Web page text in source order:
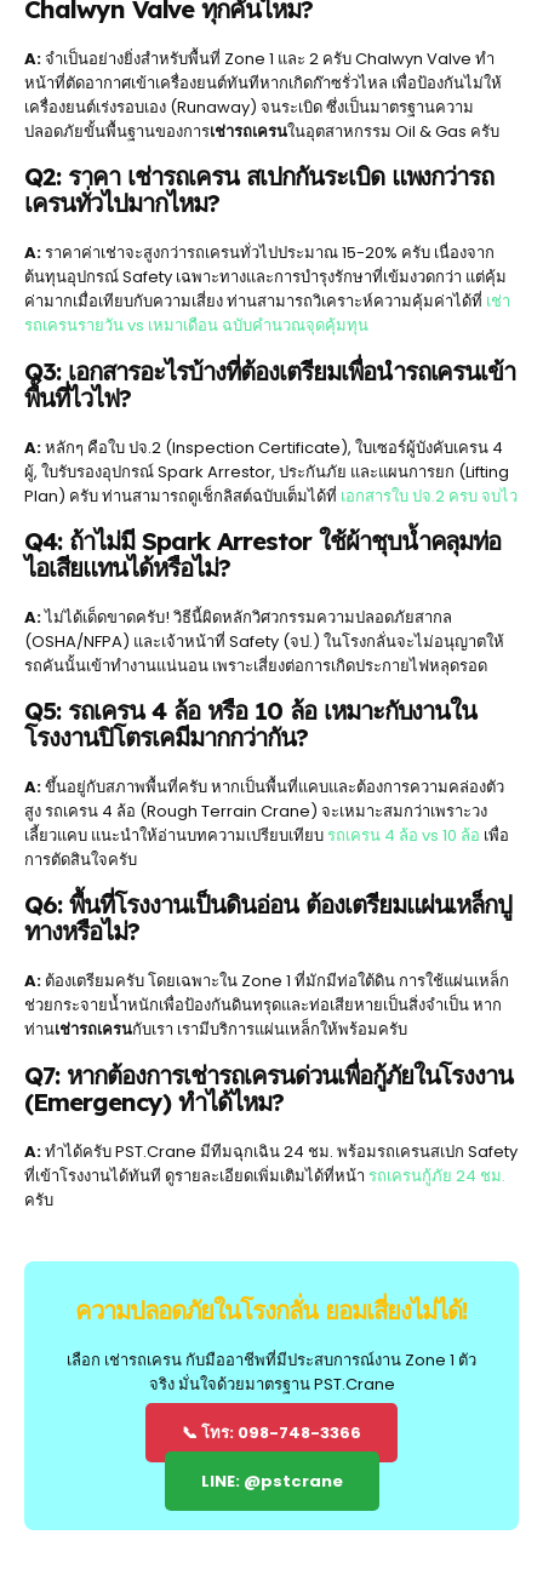
Chalwyn Valve ทุกคันไหม?
A:จำเป็นอย่างยิ่งสำหรับพื้นที่ Zone 1 และ 2 ครับ Chalwyn Valve ทำ
หน้าที่ตัดอากาศเข้าเครื่องยนต์ทันทีหากเกิดก๊าซรั่วไหล เพื่อป้องกันไม่ให้
เครื่องยนต์เร่งรอบเอง (Runaway) จนระเบิด ซึ่งเป็นมาตรฐานความ
ปลอดภัยขั้นพื้นฐานของการเช่ารถเครนในอุตสาหกรรม Oil & Gas ครับ
Q2: ราคา เช่ารถเครน สเปกกันระเบิด แพงกว่ารถ
เครนทั่วไปมากไหม?
A:ราคาค่าเช่าจะสูงกว่ารถเครนทั่วไปประมาณ 15-20% ครับ เนื่องจาก
ต้นทุนอุปกรณ์ Safety เฉพาะทางและการบำรุงรักษาที่เข้มงวดกว่า แต่คุ้ม
ค่ามากเมื่อเทียบกับความเสี่ยง ท่านสามารถวิเคราะห์ความคุ้มค่าได้ที่ เช่า
รถเครนรายวัน vs เหมาเดือน ฉบับคำนวณจุดคุ้มทุน
Q3: เอกสารอะไรบ้างที่ต้องเตรียมเพื่อนำรถเครนเข้า
พื้นที่ไวไฟ?
A:หลักๆ คือใบ ปจ.2 (Inspection Certificate), ใบเซอร์ผู้บังคับเครน 4
ผู้, ใบรับรองอุปกรณ์ Spark Arrestor, ประกันภัย และแผนการยก (Lifting
Plan) ครับ ท่านสามารถดูเช็กลิสต์ฉบับเต็มได้ที่ เอกสารใบ ปจ.2 ครบ จบไว
Q4: ถ้าไม่มี Spark Arrestor ใช้ผ้าชุบน้ำคลุมท่อ
ไอเสียแทนได้หรือไม่?
A:ไม่ได้เด็ดขาดครับ! วิธีนี้ผิดหลักวิศวกรรมความปลอดภัยสากล
(OSHA/NFPA) และเจ้าหน้าที่ Safety (จป.) ในโรงกลั่นจะไม่อนุญาตให้
รถคันนั้นเข้าทำงานแน่นอน เพราะเสี่ยงต่อการเกิดประกายไฟหลุดรอด
Q5: รถเครน 4 ล้อ หรือ 10 ล้อ เหมาะกับงานใน
โรงงานปิโตรเคมีมากกว่ากัน?
A:ขึ้นอยู่กับสภาพพื้นที่ครับ หากเป็นพื้นที่แคบและต้องการความคล่องตัว
สูง รถเครน 4 ล้อ (Rough Terrain Crane) จะเหมาะสมกว่าเพราะวง
เลี้ยวแคบ แนะนำให้อ่านบทความเปรียบเทียบรถเครน 4 ล้อ vs 10 ล้อ เพื่อ
การตัดสินใจครับ
Q6: พื้นที่โรงงานเป็นดินอ่อน ต้องเตรียมแผ่นเหล็กปู
ทางหรือไม่?
A: ต้องเตรียมครับ โดยเฉพาะใน Zone 1 ที่มักมีท่อใต้ดิน การใช้แผ่นเหล็ก
ช่วยกระจายน้ำหนักเพื่อป้องกันดินทรุดและท่อเสียหายเป็นสิ่งจำเป็น หาก
ท่านเช่ารถเครนกับเรา เรามีบริการแผ่นเหล็กให้พร้อมครับ
Q7: หากต้องการเช่ารถเครนด่วนเพื่อกู้ภัยในโรงงาน
(Emergency) ทำได้ไหม?
A:ทำได้ครับ PST.Crane มีทีมฉุกเฉิน 24 ชม. พร้อมรถเครนสเปก Safety
ที่เข้าโรงงานได้ทันที ดูรายละเอียดเพิ่มเติมได้ที่หน้า รถเครนกู้ภัย 24 ชม.
ครับ
ความปลอดภัยในโรงกลั่น ยอมเสี่ยงไม่ได้!
เลือก เช่ารถเครน กับมืออาชีพที่มีประสบการณ์งาน Zone 1 ตัว
จริง มั่นใจด้วยมาตรฐาน PST.Crane
📞 โทร: 098-748-3366
LINE: @pstcrane